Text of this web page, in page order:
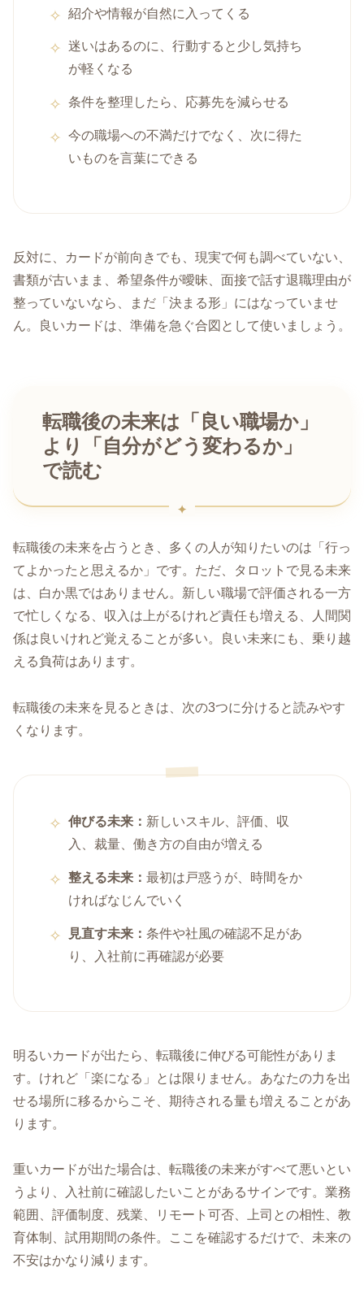
紹介や情報が自然に入ってくる
迷いはあるのに、行動すると少し気持ち
が軽くなる
条件を整理したら、応募先を減らせる
今の職場への不満だけでなく、次に得た
いものを言葉にできる
反対に、カードが前向きでも、現実で何も調べていない、
書類が古いまま、希望条件が曖昧、面接で話す退職理由が
整っていないなら、まだ「決まる形」にはなっていませ
ん。良いカードは、準備を急ぐ合図として使いましょう。
転職後の未来は「良い職場か」
より「自分がどう変わるか」
で読む
転職後の未来を占うとき、多くの人が知りたいのは「行っ
てよかったと思えるか」です。ただ、タロットで見る未来
は、白か黒ではありません。新しい職場で評価される一方
で忙しくなる、収入は上がるけれど責任も増える、人間関
係は良いけれど覚えることが多い。良い未来にも、乗り越
える負荷はあります。
転職後の未来を見るときは、次の3つに分けると読みやす
くなります。
伸びる未来： 新しいスキル、評価、収
入、裁量、働き方の自由が増える
整える未来：最初は戸惑うが、時間をか
ければなじんでいく
見直す未来：条件や社風の確認不足があ
り、入社前に再確認が必要
明るいカードが出たら、転職後に伸びる可能性がありま
す。けれど「楽になる」とは限りません。あなたの力を出
せる場所に移るからこそ、期待される量も増えることがあ
ります。
重いカードが出た場合は、転職後の未来がすべて悪いとい
うより、入社前に確認したいことがあるサインです。業務
範囲、評価制度、残業、リモート可否、上司との相性、教
育体制、試用期間の条件。ここを確認するだけで、未来の
不安はかなり減ります。